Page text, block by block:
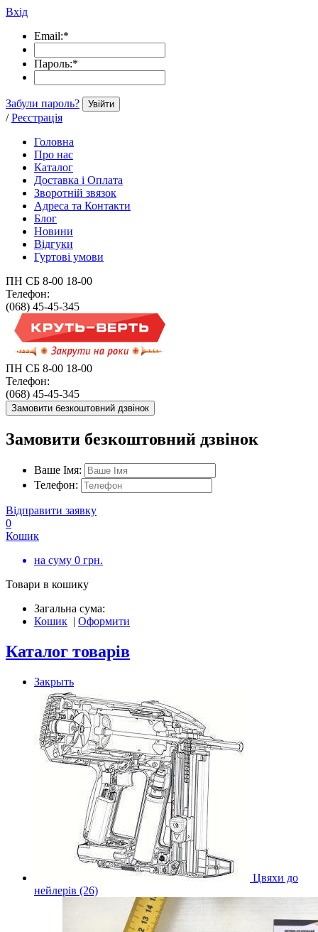
Вхід
Email:*
Пароль:*
Забули пароль? Увійти
/ Реєстрація
Головна
Про нас
Каталог
Доставка і Оплата
Зворотній звязок
Адреса та Контакти
Блог
Новини
Відгуки
Гуртові умови
ПН СБ 8-00 18-00
Телефон:
(068) 45-45-345
ПН СБ 8-00 18-00
Телефон:
(068) 45-45-345
Замовити безкоштовний дзвінок
Замовити безкоштовний дзвінок
Ваше Імя:
Телефон:
Відправити заявку
0
Кошик
на суму 0 грн.
Товари в кошику
Загальна сума:
Кошик | Оформити
Каталог товарів
Закрыть
Цвяхи до
нейлерів (26)